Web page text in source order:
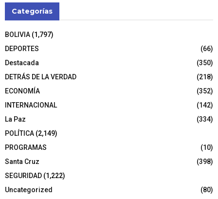
Categorías
BOLIVIA (1,797)
DEPORTES
(66)
Destacada
(350)
DETRÁS DE LA VERDAD
(218)
ECONOMÍA
(352)
INTERNACIONAL
(142)
La Paz
(334)
POLÍTICA (2,149)
PROGRAMAS
(10)
Santa Cruz
(398)
SEGURIDAD (1,222)
Uncategorized
(80)